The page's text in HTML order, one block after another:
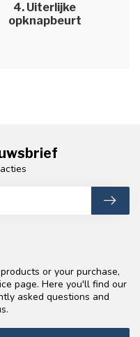
4. Uiterlijke
opknapbeurt
or your purchase,
page. Here you'll find our
asked questions and